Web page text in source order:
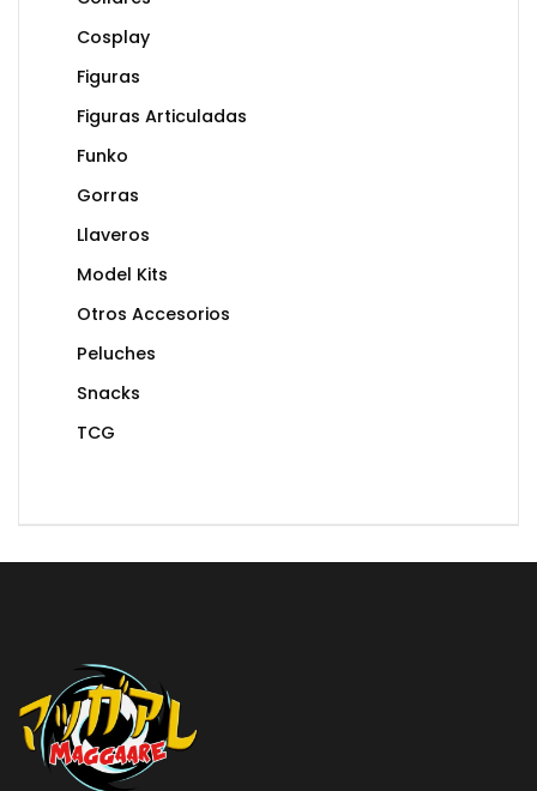
Cosplay
Figuras
Figuras Articuladas
Funko
Gorras
Llaveros
Model Kits
Otros Accesorios
Peluches
Snacks
TCG